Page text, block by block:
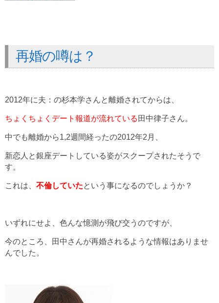
再婚の噂は？
2012年に夫：の杉本学さんと離婚されてからは、
ちょくちょくデート報道が流れている 田中律子さん。
中でも離婚から1,2週間経ったの2012年2月、
新恋人と銀座デートしている姿がスクープされたそうで
す。
これは、 不倫していたという事になるのでしょうか？
いずれにせよ、色んな憶測が飛び交うのですが、
今のところ、田中さんが再婚されるような情報はありませ
んでした。